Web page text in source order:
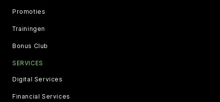
Promoties
Trainingen
Bonus Club
SERVICES
Digital Services
Financial Services